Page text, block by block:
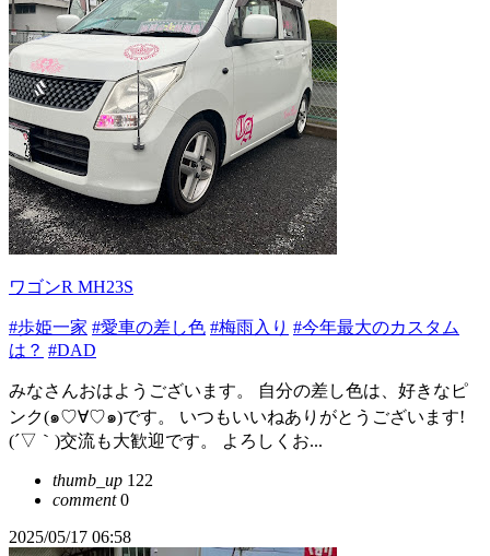
ワゴンR MH23S
#歩姫一家 #愛車の差し色 #梅雨入り #今年最大のカスタム
は？ #DAD
みなさんおはようございます。 自分の差し色は、好きなピ
ンク(๑♡∀♡๑)です。 いつもいいねありがとうございます!
(´▽｀)交流も大歓迎です。 よろしくお...
thumb_up 122
comment0
2025/05/17 06:58